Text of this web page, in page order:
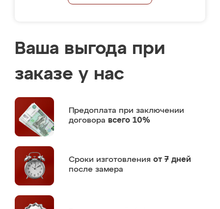
Ваша выгода при
заказе у нас
Предоплата при заключении
договора всего 10%
Сроки изготовления от 7 дней
после замера